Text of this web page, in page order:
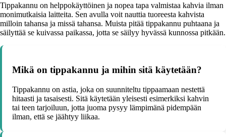
Tippakannu on helppokäyttöinen ja nopea tapa valmistaa kahvia ilman
monimutkaisia laitteita. Sen avulla voit nauttia tuoreesta kahvista
milloin tahansa ja missä tahansa. Muista pitää tippakannu puhtaana ja
säilyttää se kuivassa paikassa, jotta se säilyy hyvässä kunnossa pitkään.
Mikä on tippakannu ja mihin sitä käytetään?
Tippakannu on astia, joka on suunniteltu tippaamaan nestettä
hitaasti ja tasaisesti. Sitä käytetään yleisesti esimerkiksi kahvin
tai teen tarjoiluun, jotta juoma pysyy lämpimänä pidempään
ilman, että se jäähtyy liikaa.